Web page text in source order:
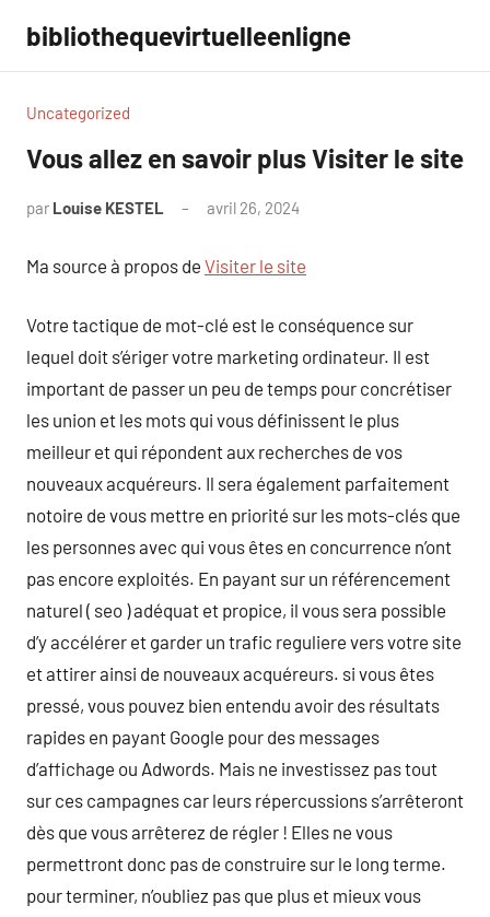
contenu
bibliothequevirtuelleenligne
Uncategorized
Vous allez en savoir plus Visiter le site
par Louise KESTEL avril 26, 2024
Ma source à propos de Visiter le site
Votre tactique de mot-clé est le conséquence sur
lequel doit s’ériger votre marketing ordinateur. Il est
important de passer un peu de temps pour concrétiser
les union et les mots qui vous définissent le plus
meilleur et qui répondent aux recherches de vos
nouveaux acquéreurs. Il sera également parfaitement
notoire de vous mettre en priorité sur les mots-clés que
les personnes avec qui vous êtes en concurrence n’ont
pas encore exploités. En payant sur un référencement
naturel ( seo ) adéquat et propice, il vous sera possible
d’y accélérer et garder un trafic reguliere vers votre site
et attirer ainsi de nouveaux acquéreurs. si vous êtes
pressé, vous pouvez bien entendu avoir des résultats
rapides en payant Google pour des messages
d’affichage ou Adwords. Mais ne investissez pas tout
sur ces campagnes car leurs répercussions s’arrêteront
dès que vous arrêterez de régler ! Elles ne vous
permettront donc pas de construire sur le long terme.
pour terminer, n’oubliez pas que plus et mieux vous